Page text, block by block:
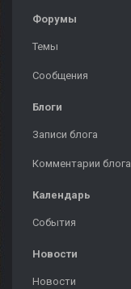
Форумы
Темы
Сообщения
Блоги
Записи блога
Комментарии блога
Календарь
События
Новости
Новости